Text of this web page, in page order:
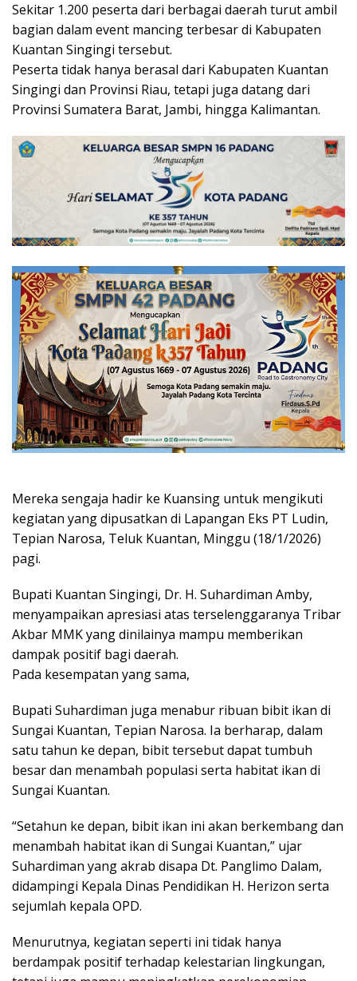
Sekitar 1.200 peserta dari berbagai daerah turut ambil
bagian dalam event mancing terbesar di Kabupaten
Kuantan Singingi tersebut.
Peserta tidak hanya berasal dari Kabupaten Kuantan
Singingi dan Provinsi Riau, tetapi juga datang dari
Provinsi Sumatera Barat, Jambi, hingga Kalimantan.
Mereka sengaja hadir ke Kuansing untuk mengikuti
kegiatan yang dipusatkan di Lapangan Eks PT Ludin,
Tepian Narosa, Teluk Kuantan, Minggu (18/1/2026)
pagi.
Bupati Kuantan Singingi, Dr. H. Suhardiman Amby,
menyampaikan apresiasi atas terselenggaranya Tribar
Akbar MMK yang dinilainya mampu memberikan
dampak positif bagi daerah.
Pada kesempatan yang sama,
Bupati Suhardiman juga menabur ribuan bibit ikan di
Sungai Kuantan, Tepian Narosa. Ia berharap, dalam
satu tahun ke depan, bibit tersebut dapat tumbuh
besar dan menambah populasi serta habitat ikan di
Sungai Kuantan.
“Setahun ke depan, bibit ikan ini akan berkembang dan
menambah habitat ikan di Sungai Kuantan,” ujar
Suhardiman yang akrab disapa Dt. Panglimo Dalam,
didampingi Kepala Dinas Pendidikan H. Herizon serta
sejumlah kepala OPD.
Menurutnya, kegiatan seperti ini tidak hanya
berdampak positif terhadap kelestarian lingkungan,